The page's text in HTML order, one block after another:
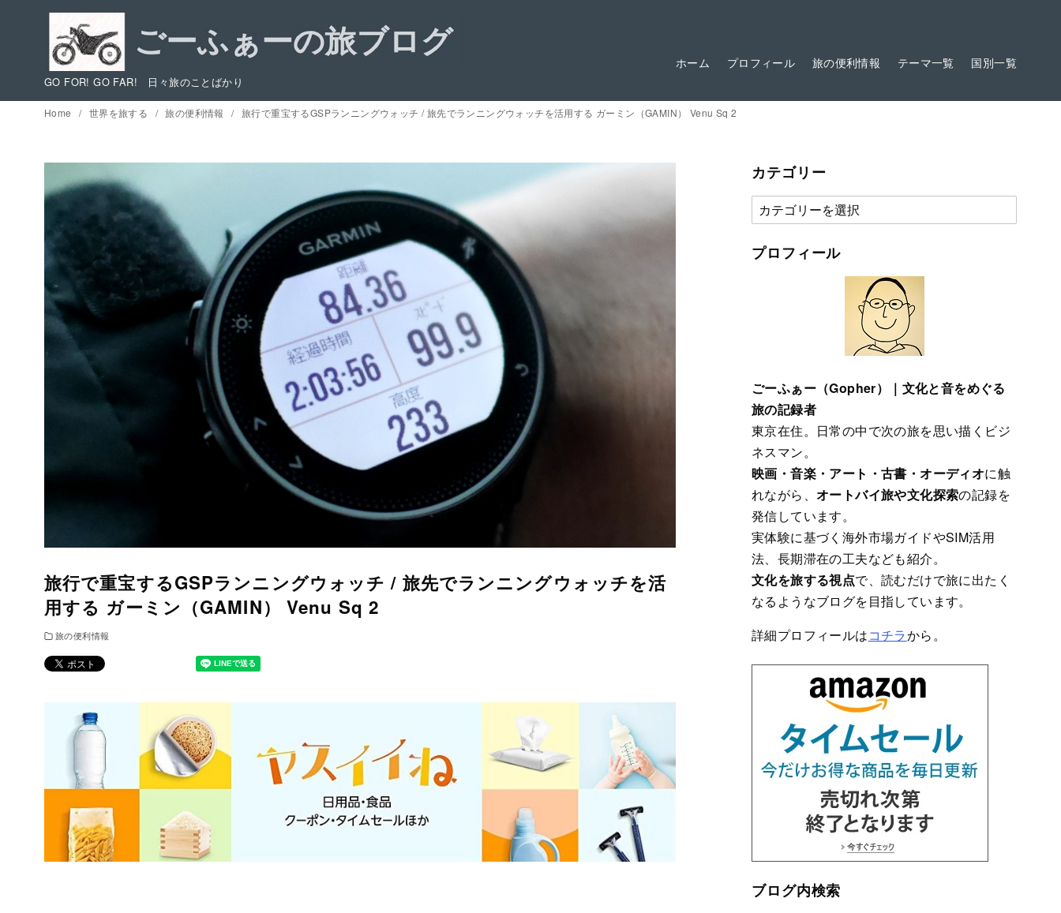
GO FOR! GO FAR! 日々旅のことばかり
ホーム プロフィール 旅の便利情報 テーマ一覧 国別一覧
Home 世界を旅する 旅の便利情報 旅行で重宝するGSPランニングウォッチ / 旅先でランニングウォッチを活用する ガーミン（GAMIN） Venu Sq 2
旅行で重宝するGSPランニングウォッチ / 旅先でランニングウォッチを活
用する ガーミン（GAMIN） Venu Sq 2
旅の便利情報
カテゴリー
カ
テ
ゴ
プロフィール
ごーふぁー（Gopher）｜文化と音をめぐる
旅の記録者
東京在住。日常の中で次の旅を思い描くビジ
ネスマン。
映画・音楽・アート・古書・オーディオに触
れながら、 オートバイ旅や文化探索の記録を
発信しています。
実体験に基づく海外市場ガイドやSIM活用
法、長期滞在の工夫なども紹介。
文化を旅する視点で、読むだけで旅に出たく
なるようなブログを目指しています。
詳細プロフィールはコチラから。
ブログ内検索